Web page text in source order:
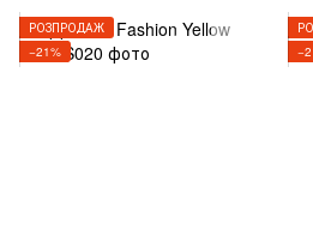
РОЗПРОДАЖ
−21%